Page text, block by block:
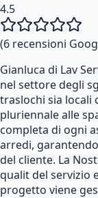
4.5
(6 recensioni
Gianluca di Lav
nel settore degli
traslochi sia locali
pluriennale alle
completa di ogni
arredi,
del cliente. La
qualit del servizio
progetto viene